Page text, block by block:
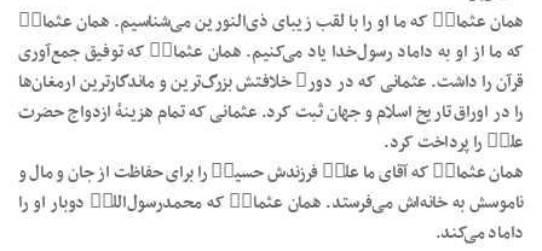
همان عثمانؓ که ما او را با لقب زیبای ذی‌النورین می‌شناسیم. همان عثمانؓ
که ما از او به داماد رسول‌خدا یاد می‌کنیم. همان عثمانؓ که توفیق جمع‌آوری
قرآن را داشت. عثمانی که در دورۂ خلافتش بزرگ‌ترین و ماندگارترین ارمغان‌ها
را در اوراق تاریخ اسلام و جهان ثبت کرد. عثمانی که تمام هزینهٔ ازدواج حضرت
علیؓ را پرداخت کرد.
همان عثمانؓ که آقای ما علیؓ فرزندش حسینؓ را برای حفاظت از جان و مال و
ناموسش به خانه‌اش می‌فرستد. همان عثمانؓ که محمدرسول‌اللہؐ دوبار او را
داماد می‌کند.